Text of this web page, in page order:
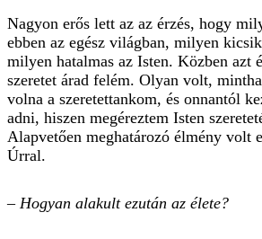
Nagyon erős lett az az érzés, hogy
ebben az egész világban, milyen
milyen hatalmas az Isten. Közben azt
szeretet árad felém. Olyan volt,
volna a szeretettankom, és onnantól
adni, hiszen megéreztem Isten
Alapvetően meghatározó élmény volt
Úrral.
– Hogyan alakult ezután az élete?